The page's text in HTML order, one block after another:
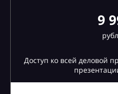
9
Доступ ко всей деловой